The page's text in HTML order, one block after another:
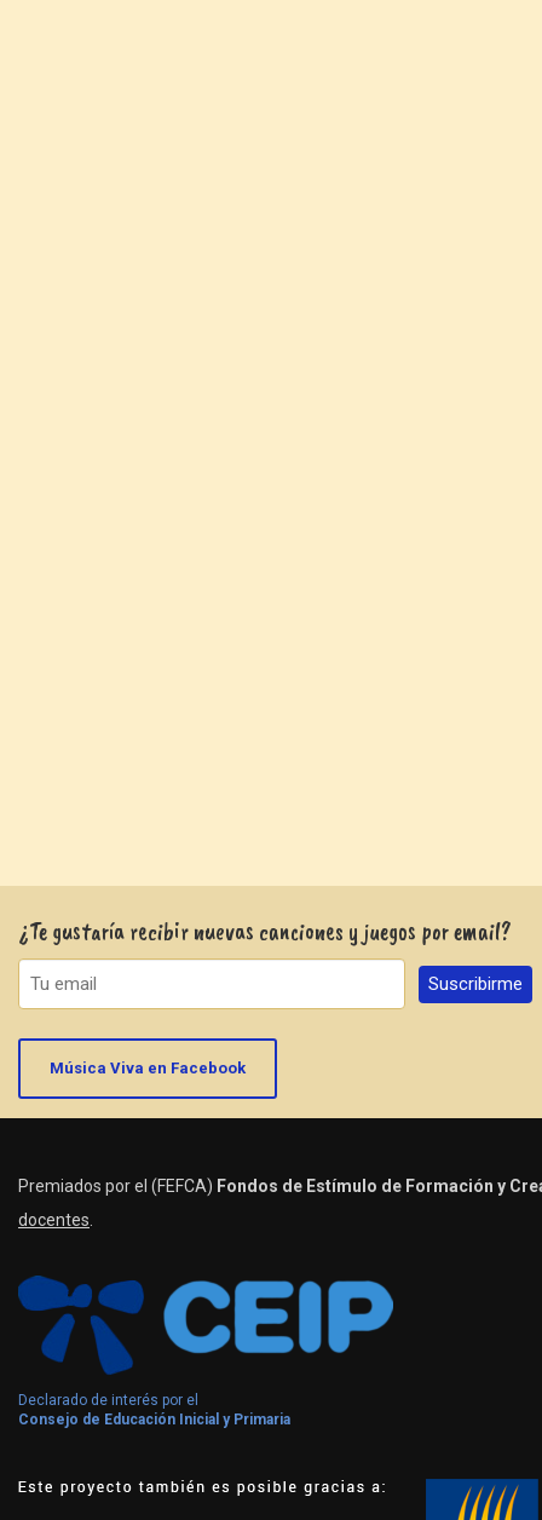
¿Te gustaría recibir nuevas canciones y juegos por email?
Música Viva en Facebook
Premiados por el (FEFCA) Fondos de Estímulo de Formación y
docentes
Declarado de interés por el
Consejo de Educación Inicial y Primaria